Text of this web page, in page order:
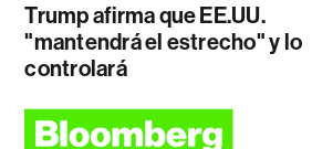
Trump afirma que EE.UU.
"mantendrá el estrecho" y lo
controlará